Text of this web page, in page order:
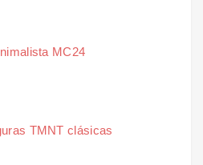
MC24
TMNT clásicas